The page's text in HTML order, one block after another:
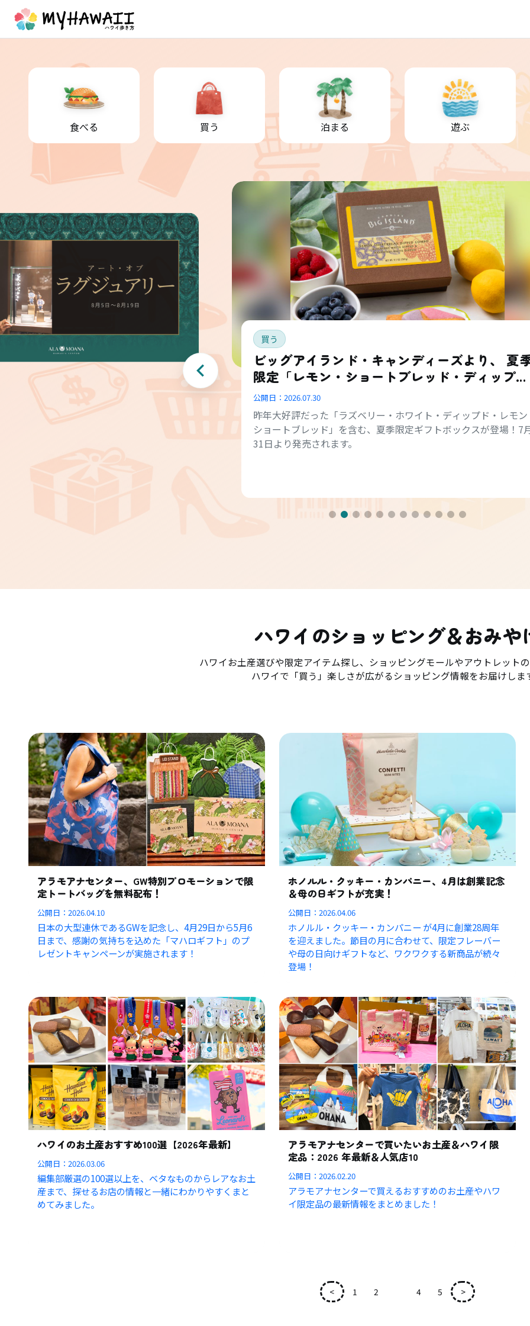
食べる 買う 泊まる 遊ぶ
買う
ビッグアイランド・キャンディーズより、 夏季
限定「レモン・ショートブレッド・ディップ
ド・コンボ・ボックス」登場
公開日： 2026.07.30
昨年大好評だった「ラズベリー・ホワイト・ディップド・レモ
ショートブレッド」を含む、夏季限定ギフトボックスが登場！7
31日より発売されます。
ハワイのショッピング＆おみや
ハワイお土産選びや限定アイテム探し、ショッピングモールやアウトレット
ハワイで「買う」楽しさが広がるショッピング情報をお届けしま
アラモアナセンター、GW特別プロモーションで限
定トートバッグを無料配布！
公開日：2026.04.10
日本の大型連休であるGWを記念し、4月29日から5月6
日まで、感謝の気持ちを込めた「マハロギフト」のプ
レゼントキャンペーンが実施されます！
ホノルル・クッキー・カンパニー、4月は創業記念
＆母の日ギフトが充実！
公開日：2026.04.06
ホノルル・クッキー・カンパニー が4月に創業28周年
を迎えました。節目の月に合わせて、限定フレーバー
や母の日向けギフトなど、ワクワクする新商品が続々
登場！
ハワイのお土産おすすめ100選【2026年最新】
公開日：2026.03.06
編集部厳選の100選以上を、ベタなものからレアなお土
産まで、探せるお店の情報と一緒にわかりやすくまと
めてみました。
アラモアナセンターで買いたいお土産＆ハワイ限
定品：2026 年最新＆人気店10
公開日：2026.02.20
アラモアナセンターで買えるおすすめのお土産やハワ
イ限定品の最新情報をまとめました！
< 1 2 4 5 >